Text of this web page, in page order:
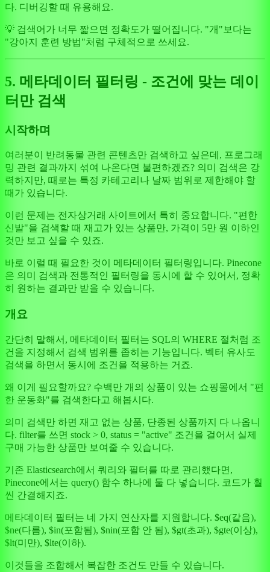
다. 디버깅할 때 유용해요.
💡 검색어가 너무 짧으면 정확도가 떨어집니다. "개"보다는
"강아지 훈련 방법"처럼 구체적으로 쓰세요.
5. 메타데이터 필터링 - 조건에 맞는 데이
터만 검색
시작하며
여러분이 반려동물 관련 콘텐츠만 검색하고 싶은데, 프로그래
밍 관련 결과까지 섞여 나온다면 불편하겠죠? 의미 검색은 강
력하지만, 때로는 특정 카테고리나 날짜 범위로 제한해야 할
때가 있습니다.
이런 문제는 전자상거래 사이트에서 특히 중요합니다. "편한
신발"을 검색할 때 재고가 있는 상품만, 가격이 5만 원 이하인
것만 보고 싶을 수 있죠.
바로 이럴 때 필요한 것이 메타데이터 필터링입니다. Pinecone
은 의미 검색과 전통적인 필터링을 동시에 할 수 있어서, 정확
히 원하는 결과만 받을 수 있습니다.
개요
간단히 말해서, 메타데이터 필터는 SQL의 WHERE 절처럼 조
건을 지정해서 검색 범위를 좁히는 기능입니다. 벡터 유사도
검색을 하면서 동시에 조건을 적용하는 거죠.
왜 이게 필요할까요? 수백만 개의 상품이 있는 쇼핑몰에서 "편
한 운동화"를 검색한다고 해봅시다.
의미 검색만 하면 재고 없는 상품, 단종된 상품까지 다 나옵니
다. filter를 쓰면 stock > 0, status = "active" 조건을 걸어서 실제
구매 가능한 상품만 보여줄 수 있습니다.
기존 Elasticsearch에서 쿼리와 필터를 따로 관리했다면,
Pinecone에서는 query() 함수 하나에 둘 다 넣습니다. 코드가 훨
씬 간결해지죠.
메타데이터 필터는 네 가지 연산자를 지원합니다. $eq(같음),
$ne(다름), $in(포함됨), $nin(포함 안 됨), $gt(초과), $gte(이상),
$lt(미만), $lte(이하).
이것들을 조합해서 복잡한 조건도 만들 수 있습니다.